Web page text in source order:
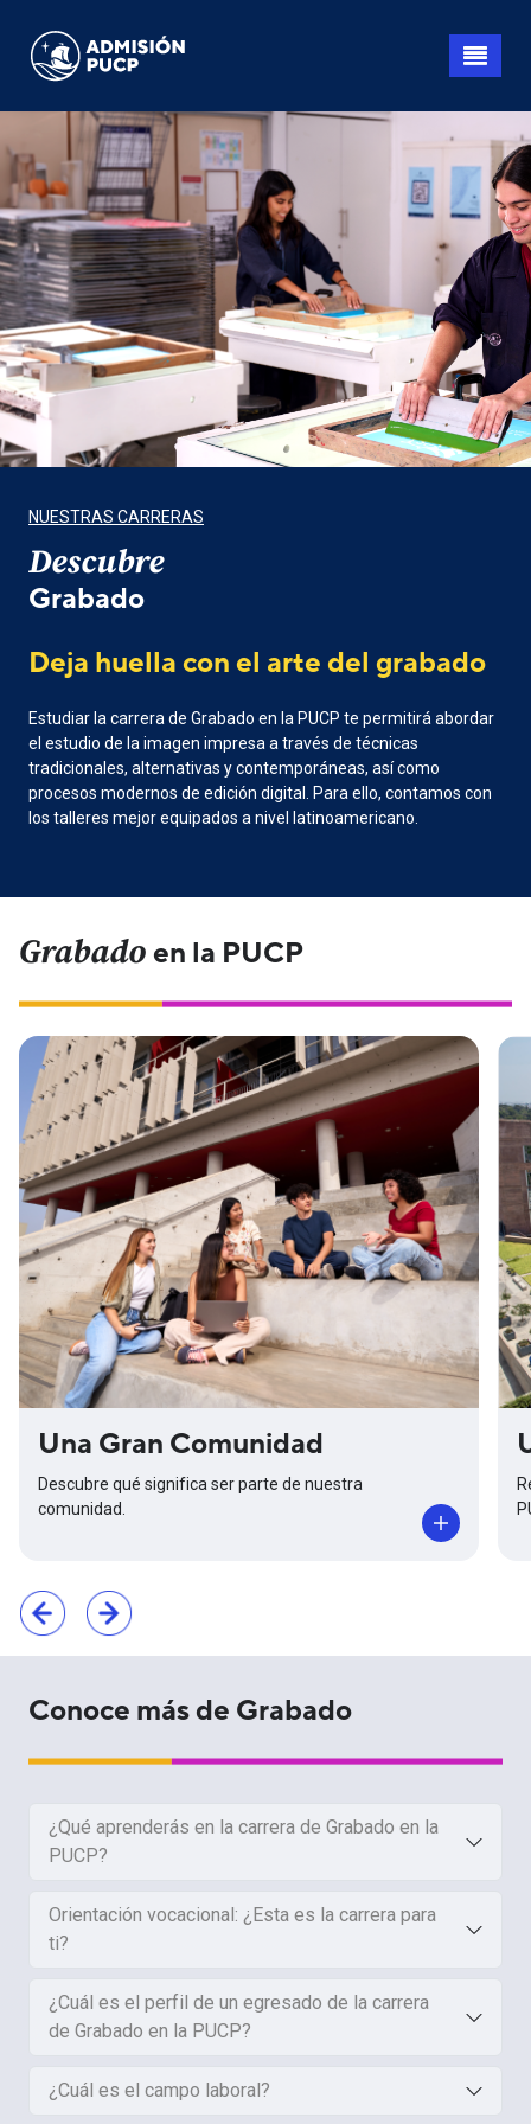
contenido
principal
NUESTRAS CARRERAS
Descubre
Grabado
Deja huella con el arte del grabado
Estudiar la carrera de Grabado en la PUCP te permitirá abordar
el estudio de la imagen impresa a través de técnicas
tradicionales, alternativas y contemporáneas, así como
procesos modernos de edición digital. Para ello, contamos con
los talleres mejor equipados a nivel latinoamericano.
Grabadoen la PUCP
Una Gran Comunidad
Descubre qué significa ser parte de nuestra
comunidad.
Conoce más de Grabado
¿Qué aprenderás en la carrera de Grabado en la
PUCP?
Orientación vocacional: ¿Esta es la carrera para
ti?
¿Cuál es el perfil de un egresado de la carrera
de Grabado en la PUCP?
¿Cuál es el campo laboral?